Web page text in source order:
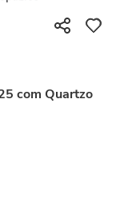
com Quartzo